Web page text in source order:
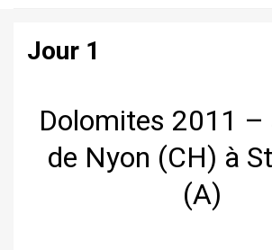
Jour 1
Dolomites 2011 –
de Nyon (CH) à
(A)